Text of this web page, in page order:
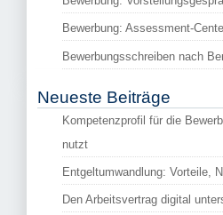
Bewerbung: Assessment-
Bewerbungsschreiben nach
Neueste Beiträge
Kompetenzprofil für die
nutzt
Entgeltumwandlung: Vorteile,
Den Arbeitsvertrag digital